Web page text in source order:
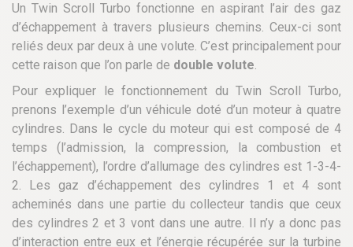
Un Twin Scroll Turbo fonctionne en aspirant l’air des gaz
d’échappement à travers plusieurs chemins. Ceux-ci sont
reliés deux par deux à une volute. C’est principalement pour
cette raison que l’on parle de double volute.
Pour expliquer le fonctionnement du Twin Scroll Turbo,
prenons l’exemple d’un véhicule doté d’un moteur à quatre
cylindres. Dans le cycle du moteur qui est composé de 4
temps (l’admission, la compression, la combustion et
l’échappement), l’ordre d’allumage des cylindres est 1-3-4-
2. Les gaz d’échappement des cylindres 1 et 4 sont
acheminés dans une partie du collecteur tandis que ceux
des cylindres 2 et 3 vont dans une autre. Il n’y a donc pas
d’interaction entre eux et l’énergie récupérée sur la turbine